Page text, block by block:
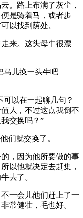
。路上布满了灰尘，
是骑着马，或者步
以找到荫处。
来。这头母牛很漂
马儿换一头牛吧——
可以在一起聊几句？
大，不过这点我倒不
交换吗？”
们就交换了。
，因为他所要做的事
以他就决定去赶集，
去了。
一会儿他们赶上了一
常健壮，毛也好。